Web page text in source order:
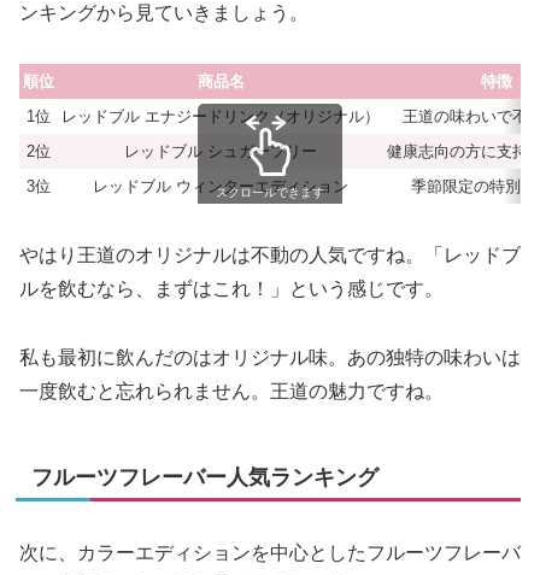
ンキングから見ていきましょう。
順位 商品名
特徴
1位
レッドブル エナジードリンク（オリジナル）
王道の味わいで不
2位
レッドブル シュガーフリー
健康志向の方に支持
3位
レッドブル ウィンターエディション 季節限定の特別感
スクロールできます
やはり王道のオリジナルは不動の人気ですね。「レッドブ
ルを飲むなら、まずはこれ！」という感じです。
私も最初に飲んだのはオリジナル味。あの独特の味わいは
一度飲むと忘れられません。王道の魅力ですね。
フルーツフレーバー人気ランキング
次に、カラーエディションを中心としたフルーツフレーバ